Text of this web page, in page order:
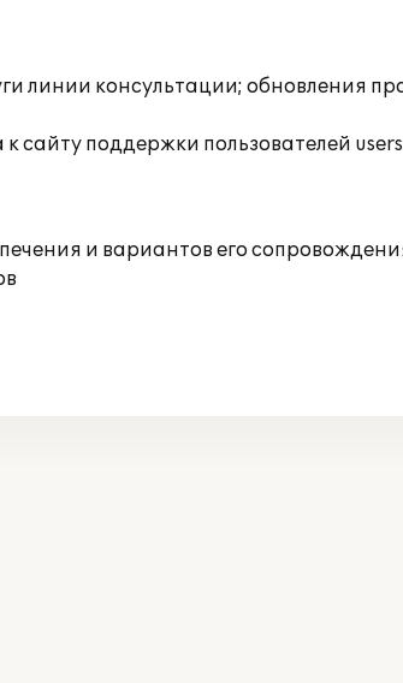
линии консультации; обновления
поддержки пользователей
и вариантов его